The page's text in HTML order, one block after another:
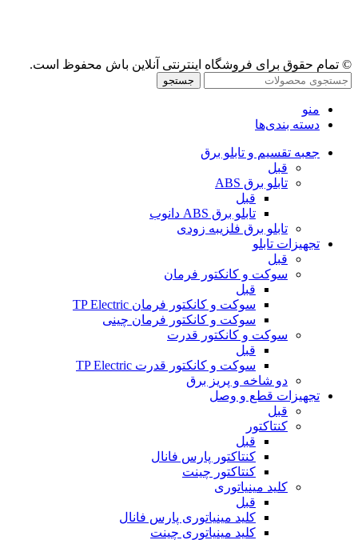
© تمام حقوق برای فروشگاه اینترنتی آنلاین باش محفوظ است.
جستجو
منو
دسته بندی‌ها
جعبه تقسیم و تابلو برق
قبل
تابلو برق ABS
قبل
تابلو برق ABS دانوب
تابلو برق فلزیبه زودی
تجهیزات تابلو
قبل
سوکت و کانکتور فرمان
قبل
سوکت و کانکتور فرمان TP Electric
سوکت و کانکتور فرمان چینی
سوکت و کانکتور قدرت
قبل
سوکت و کانکتور قدرت TP Electric
دو شاخه و پریز برق
تجهیزات قطع و وصل
قبل
کنتاکتور
قبل
کنتاکتور پارس فانال
کنتاکتور چینت
کلید مینیاتوری
قبل
کلید مینیاتوری پارس فانال
کلید مینیاتوری چینت